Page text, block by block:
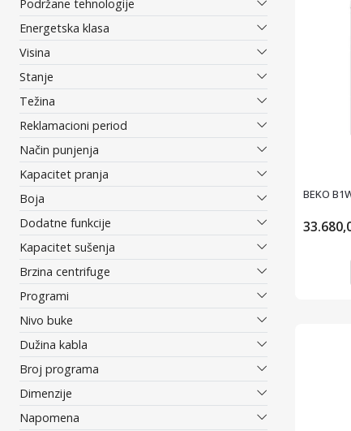
Podržane tehnologije
Energetska klasa
Visina
Stanje
Težina
Reklamacioni period
Način punjenja
Kapacitet pranja
Boja
Dodatne funkcije
Kapacitet sušenja
Brzina centrifuge
Programi
Nivo buke
Dužina kabla
Broj programa
Dimenzije
Napomena
BEKO